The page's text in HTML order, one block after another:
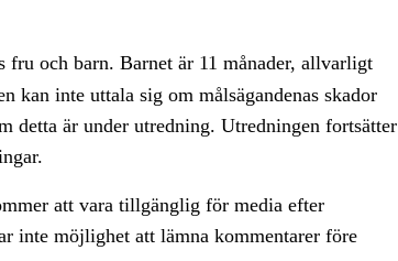
fru och barn. Barnet är 11 månader, allvarligt
kan inte uttala sig om målsägandenas skador
detta är under utredning. Utredningen fortsätter
att vara tillgänglig för media efter
inte möjlighet att lämna kommentarer före